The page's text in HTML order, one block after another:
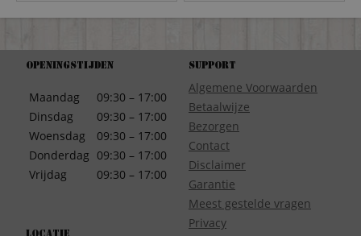
Openingstijden
Maandag
Dinsdag
Woensdag
Donderdag
Vrijdag
09:30 – 17:00
09:30 – 17:00
09:30 – 17:00
09:30 – 17:00
09:30 – 17:00
Support
Algemene Voorwaarden
Betaalwijze
Bezorgen
Contact
Disclaimer
Garantie
Meest gestelde vragen
Privacy